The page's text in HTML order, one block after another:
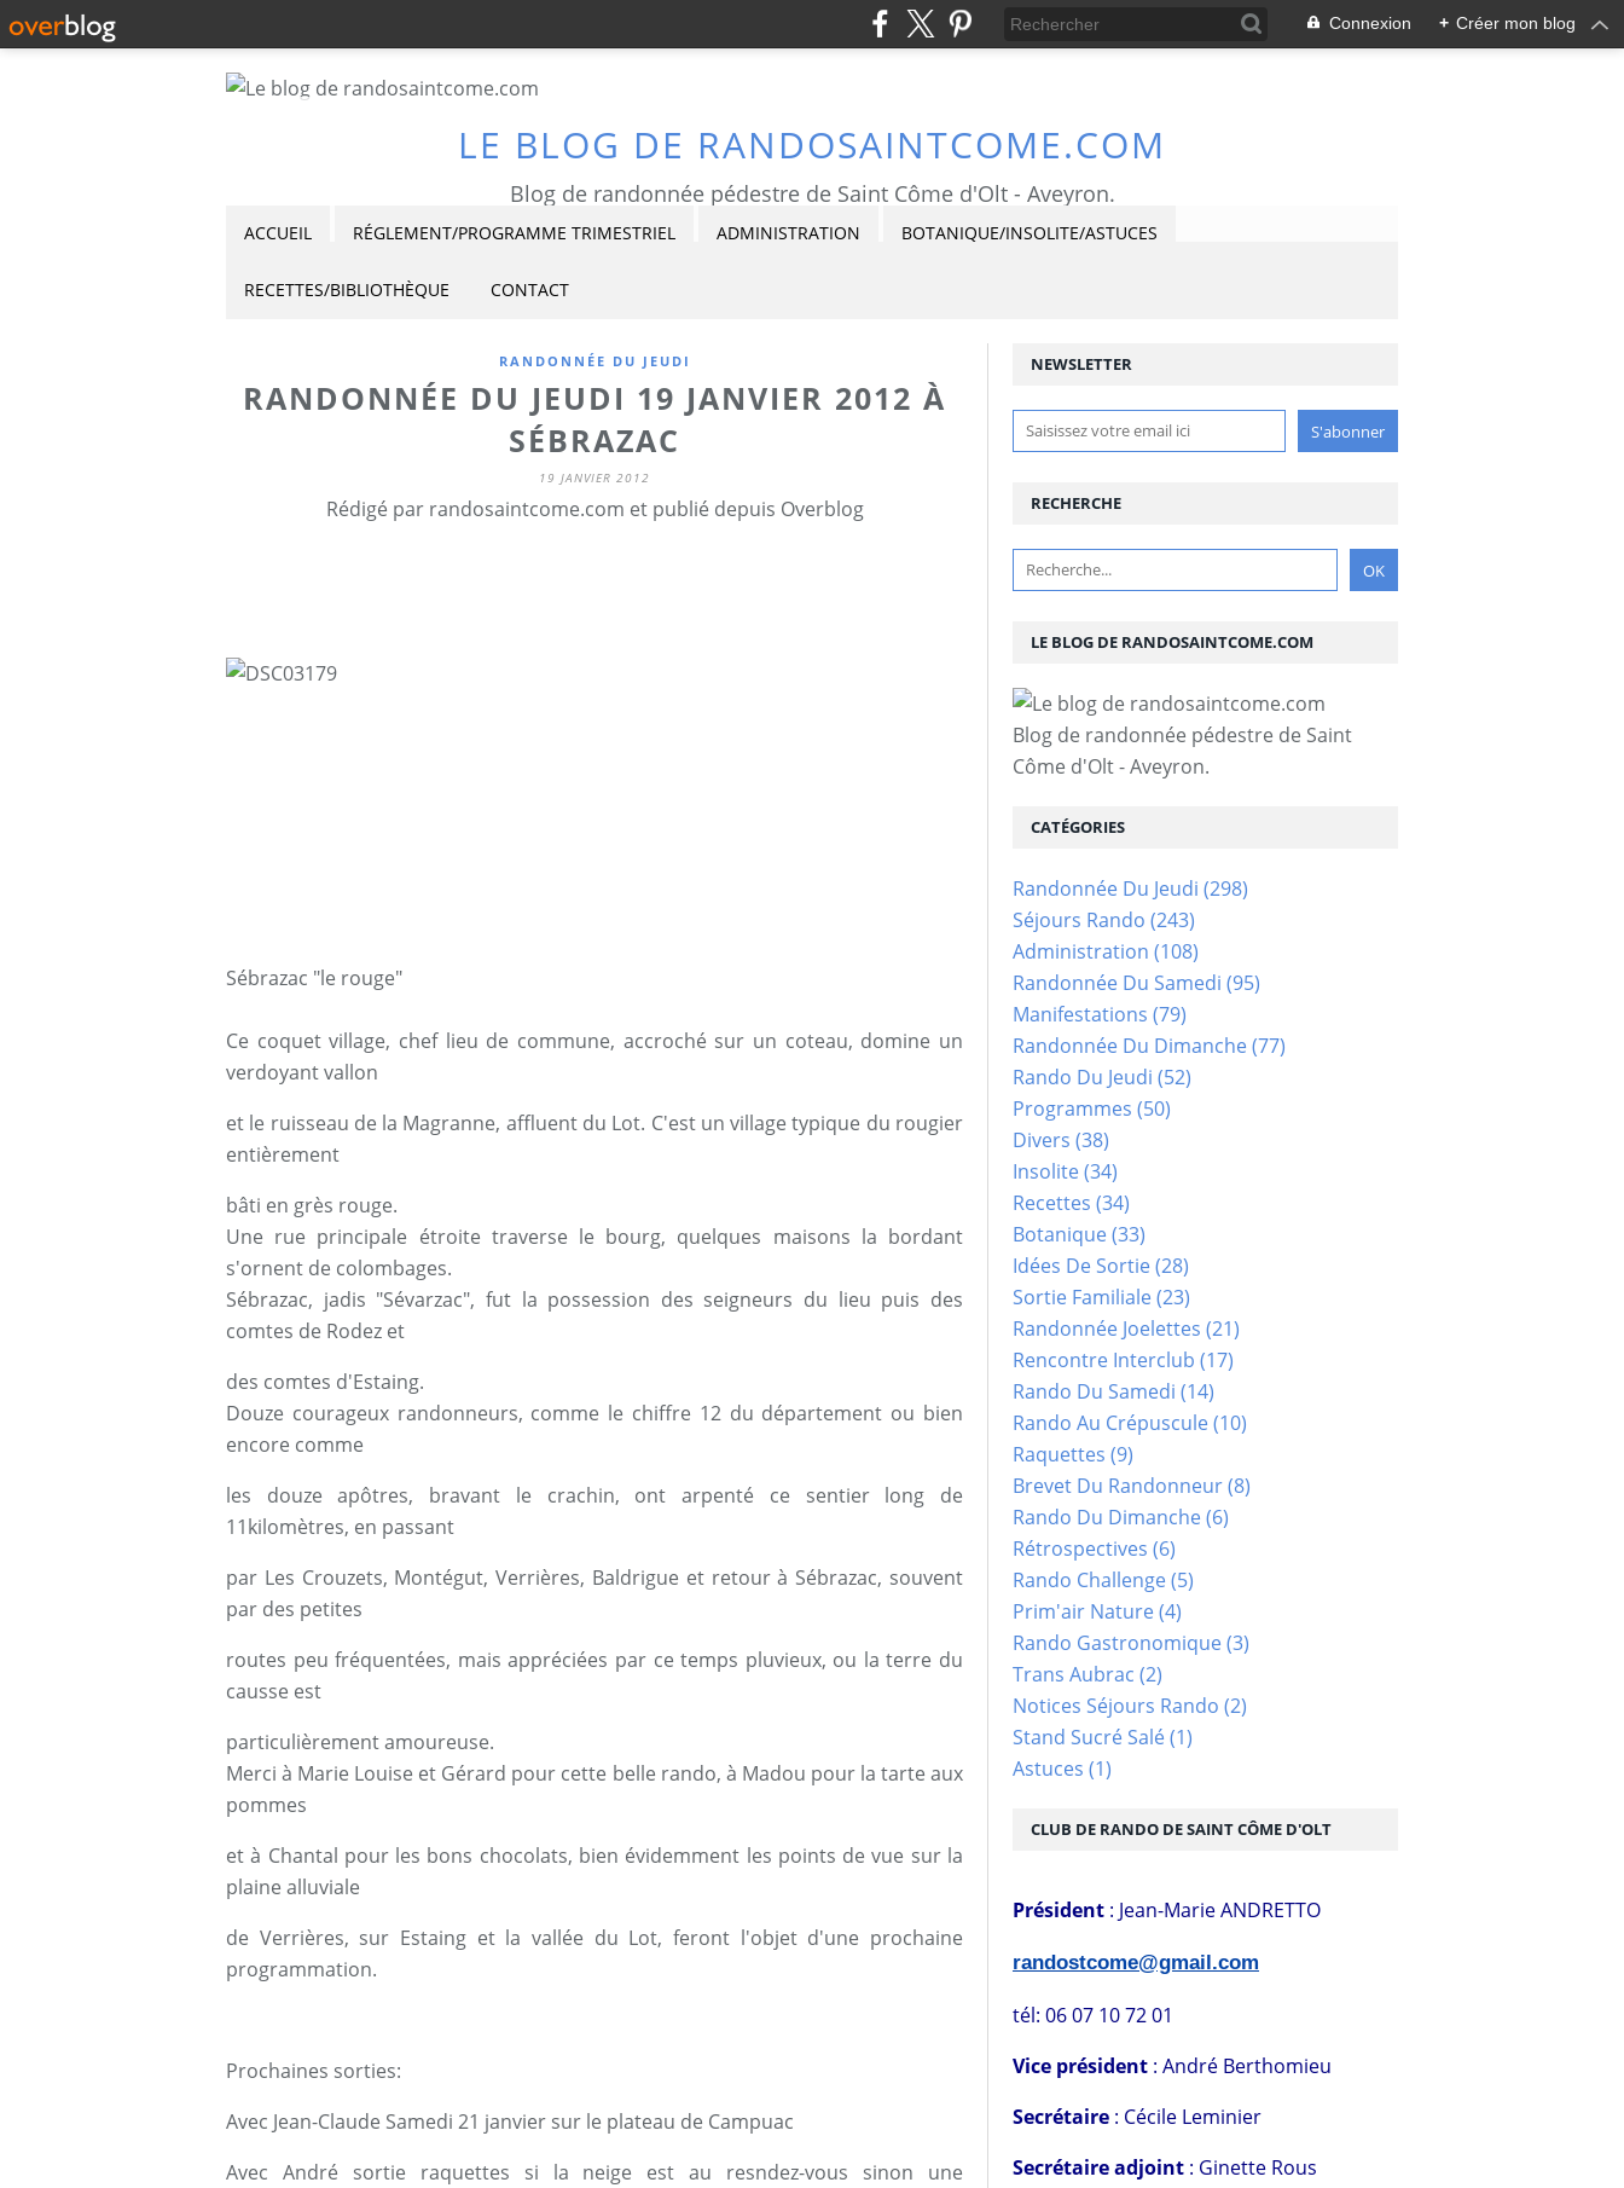
Connexion + Créer mon blog
LE BLOG DE RANDOSAINTCOME.COM
Blog de randonnée pédestre de Saint Côme d'Olt - Aveyron.
ACCUEIL RÉGLEMENT/PROGRAMME TRIMESTRIEL ADMINISTRATION BOTANIQUE/INSOLITE/ASTUCES
RECETTES/BIBLIOTHÈQUE CONTACT
RANDONNÉE DU JEUDI
RANDONNÉE DU JEUDI 19 JANVIER 2012 À
SÉBRAZAC
19 JANVIER 2012
Rédigé par randosaintcome.com et publié depuis Overblog
Sébrazac "le rouge"
Ce coquet village, chef lieu de commune, accroché sur un coteau, domine un
verdoyant vallon
et le ruisseau de la Magranne, affluent du Lot. C'est un village typique du rougier
entièrement
bâti en grès rouge.
Une rue principale étroite traverse le bourg, quelques maisons la bordant
s'ornent de colombages.
Sébrazac, jadis "Sévarzac", fut la possession des seigneurs du lieu puis des
comtes de Rodez et
des comtes d'Estaing.
Douze courageux randonneurs, comme le chiffre 12 du département ou bien
encore comme
les douze apôtres, bravant le crachin, ont arpenté ce sentier long de
11kilomètres, en passant
par Les Crouzets, Montégut, Verrières, Baldrigue et retour à Sébrazac, souvent
par des petites
routes peu fréquentées, mais appréciées par ce temps pluvieux, ou la terre du
causse est
particulièrement amoureuse.
Merci à Marie Louise et Gérard pour cette belle rando, à Madou pour la tarte aux
pommes
et à Chantal pour les bons chocolats, bien évidemment les points de vue sur la
plaine alluviale
de Verrières, sur Estaing et la vallée du Lot, feront l'objet d'une prochaine
programmation.
Prochaines sorties:
Avec Jean-Claude Samedi 21 janvier sur le plateau de Campuac
Avec André sortie raquettes si la neige est au resndez-vous sinon une
NEWSLETTER
RECHERCHE
LE BLOG DE RANDOSAINTCOME.COM
Blog de randonnée pédestre de Saint
Côme d'Olt - Aveyron.
CATÉGORIES
Randonnée Du Jeudi (298)
Séjours Rando (243)
Administration (108)
Randonnée Du Samedi (95)
Manifestations (79)
Randonnée Du Dimanche(77)
Rando Du Jeudi (52)
Programmes (50)
Divers (38)
Insolite(34)
Recettes (34)
Botanique(33)
Idées De Sortie(28)
Sortie Familiale(23)
Randonnée Joelettes (21)
Rencontre Interclub (17)
Rando Du Samedi (14)
Rando Au Crépuscule(10)
Raquettes (9)
Brevet Du Randonneur(8)
Rando Du Dimanche(6)
Rétrospectives (6)
Rando Challenge(5)
Prim'air Nature(4)
Rando Gastronomique(3)
Trans Aubrac (2)
Notices Séjours Rando (2)
Stand Sucré Salé(1)
Astuces (1)
CLUB DE RANDO DE SAINT CÔME D'OLT
Président : Jean-Marie ANDRETTO
randostcome@gmail.com
tél: 06 07 10 72 01
Vice président : André Berthomieu
Secrétaire : Cécile Leminier
Secrétaire adjoint : Ginette Rous